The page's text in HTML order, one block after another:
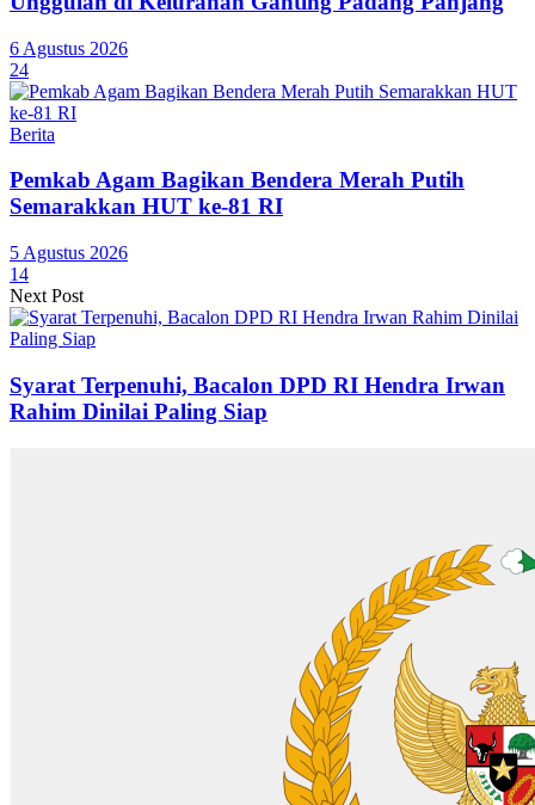
6 Agustus 2026
24
Berita
Pemkab Agam Bagikan Bendera Merah Putih
Semarakkan HUT ke-81 RI
5 Agustus 2026
14
Next Post
Syarat Terpenuhi, Bacalon DPD RI Hendra Irwan
Rahim Dinilai Paling Siap